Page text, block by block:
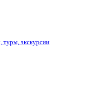
туры, экскурсии